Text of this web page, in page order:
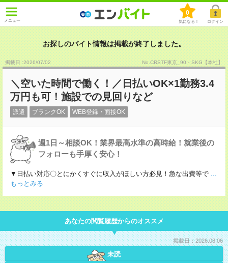
メニュー
0
気になる！ ログイン
お探しのバイト情報は掲載が終了しました。
掲載日 :2026/07/02 No.CRSTF東京_90・SKG【本社】
＼空いた時間で働く！／日払いOK×1勤務3.4
万円も可！施設での見回りなど
派遣 ブランクOK WEB登録・面接OK
週1日～相談OK！業界最高水準の高時給！就業後の
フォローも手厚く安心！
▼日払い対応〇とにかくすぐに収入がほしい方必見！急な出費等で ...
もっとみる
あなたの閲覧履歴からのオススメ
掲載日：2026.08.06
未読